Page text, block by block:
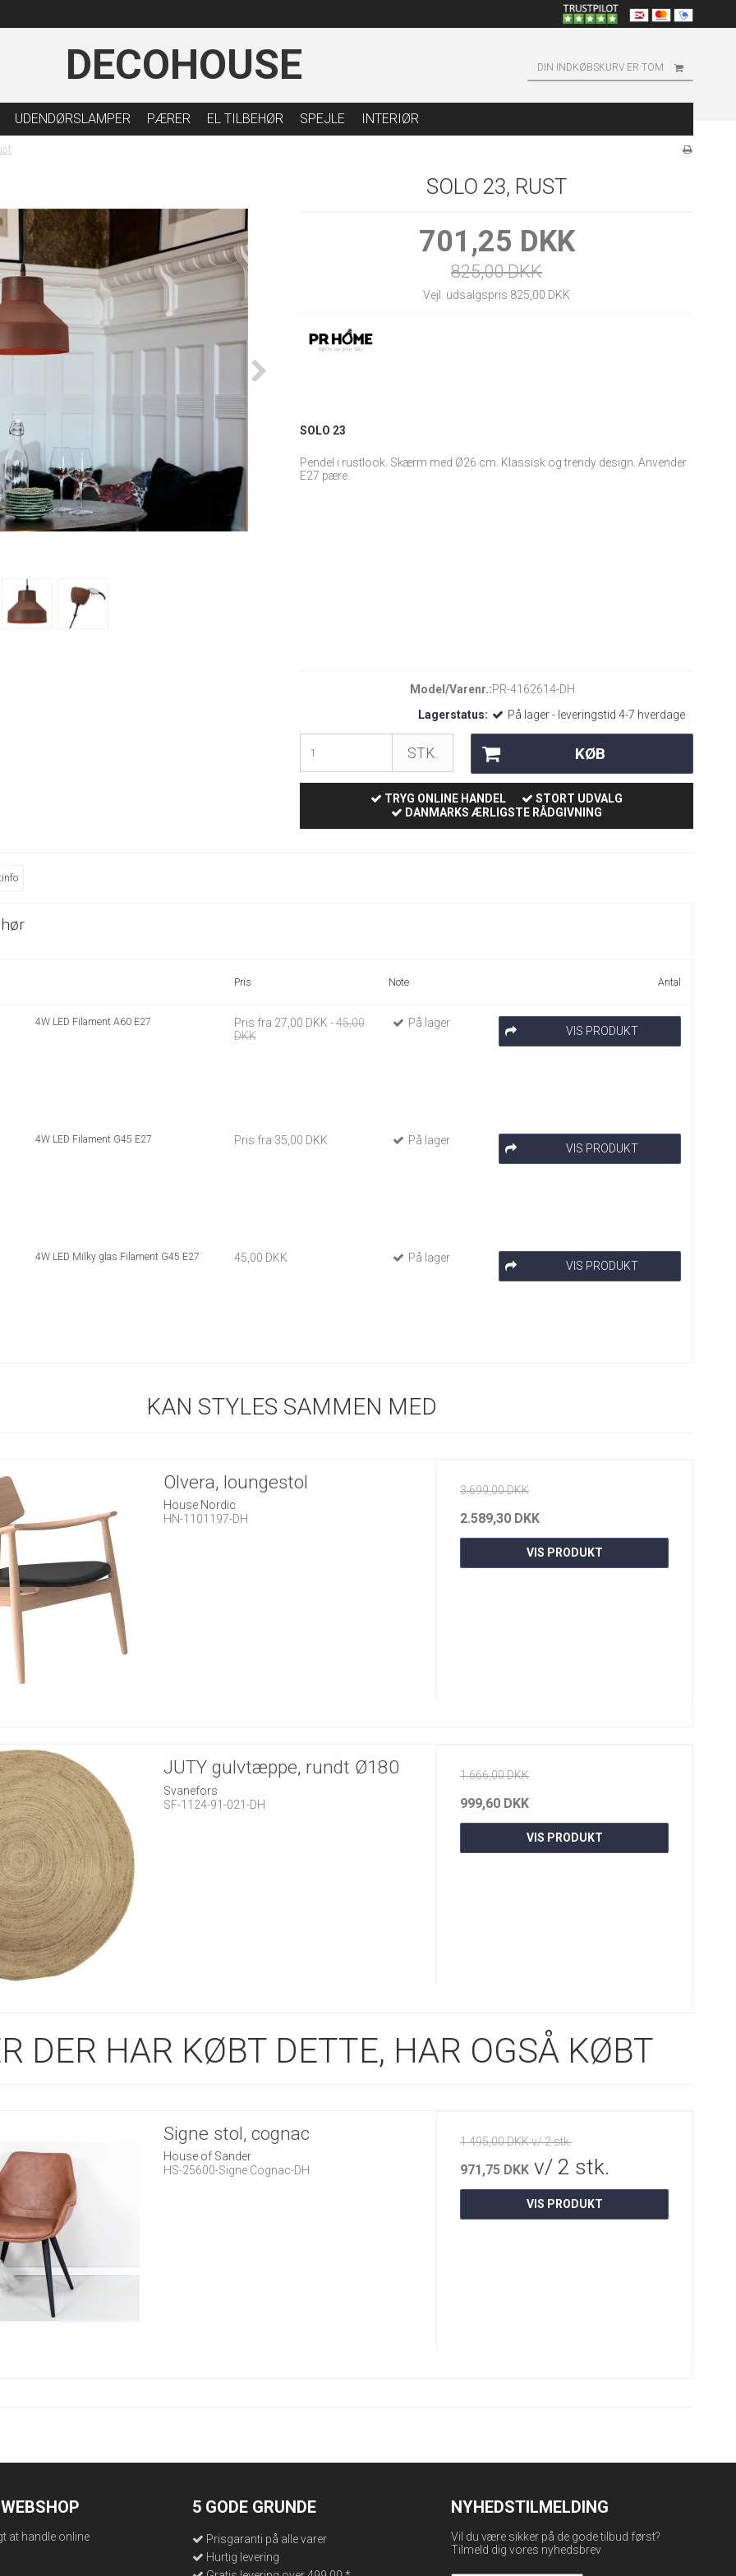
DECOHOUSE DIN INDKØBSKURV ER TOM
UDENDØRSLAMPER PÆRER EL TILBEHØR SPEJLE INTERIØR
SOLO 23, RUST
701,25 DKK
825,00 DKK
Vejl. udsalgspris 825,00 DKK
SOLO 23
Pendel i rustlook. Skærm med Ø26 cm. Klassisk og trendy design. Anvender
E27 pære.
Model/Varenr.:PR-4162614-DH
Lagerstatus:
På lager - leveringstid 4-7 hverdage
STK. KØB
TRYG ONLINE HANDEL
STORT UDVALG
DANMARKS ÆRLIGSTE RÅDGIVNING
Pris Note Antal
4W LED Filament A60 E27 Pris fra 27,00 DKK -45,00
DKK
På lager
VIS PRODUKT
4W LED Filament G45 E27 Pris fra 35,00 DKK På lager
VIS PRODUKT
4W LED Milky glas Filament G45 E27 45,00 DKK På lager
VIS PRODUKT
KAN STYLES SAMMEN MED
Olvera, loungestol
House Nordic
HN-1101197-DH
3.699,00 DKK
2.589,30 DKK
VIS PRODUKT
JUTY gulvtæppe, rundt Ø180
Svanefors
SF-1124-91-021-DH
1.666,00 DKK
999,60 DKK
VIS PRODUKT
DER HAR KØBT DETTE, HAR OGSÅ KØBT
Signe stol, cognac
House of Sander
HS-25600-Signe Cognac-DH
1.495,00 DKK v/ 2 stk.
971,75 DKK v/ 2 stk.
VIS PRODUKT
at handle online
5 GODE GRUNDE
Prisgaranti på alle varer
Hurtig levering
NYHEDSTILMELDING
Vil du være sikker på de gode tilbud først?
Tilmeld dig vores nyhedsbrev